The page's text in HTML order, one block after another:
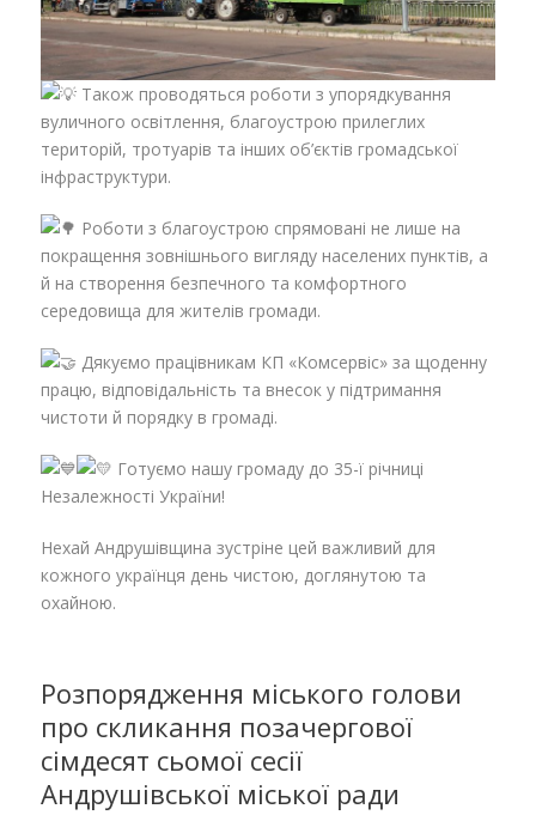
Також проводяться роботи з упорядкування
вуличного освітлення, благоустрою прилеглих
територій, тротуарів та інших об’єктів громадської
інфраструктури.
Роботи з благоустрою спрямовані не лише на
покращення зовнішнього вигляду населених пунктів, а
й на створення безпечного та комфортного
середовища для жителів громади.
Дякуємо працівникам КП «Комсервіс» за щоденну
працю, відповідальність та внесок у підтримання
чистоти й порядку в громаді.
Готуємо нашу громаду до 35-ї річниці
Незалежності України!
Нехай Андрушівщина зустріне цей важливий для
кожного українця день чистою, доглянутою та
охайною.
Розпорядження міського голови
про скликання позачергової
сімдесят сьомої сесії
Андрушівської міської ради